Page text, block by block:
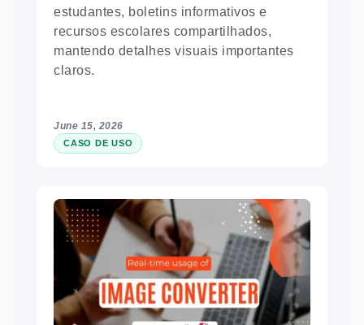
estudantes, boletins informativos e
recursos escolares compartilhados,
mantendo detalhes visuais importantes
claros.
June 15, 2026
CASO DE USO